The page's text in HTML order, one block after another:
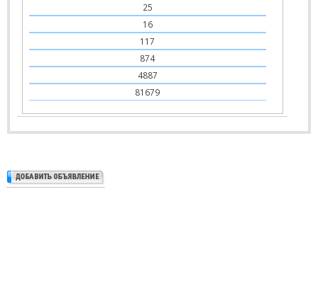
25
16
117
874
4887
81679